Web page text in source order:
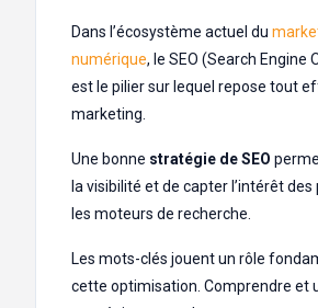
Dans l’écosystème actuel du
numérique, le SEO (Search Engine
est le pilier sur lequel repose tout
marketing.
Une bonne stratégie de SEO
la visibilité et de capter l’intérêt
les moteurs de recherche.
Les mots-clés jouent un rôle
cette optimisation. Comprendre et